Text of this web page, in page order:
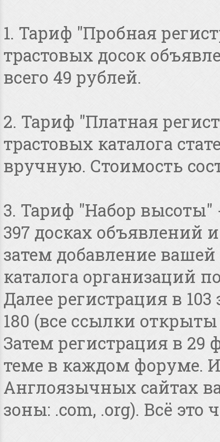
1. Тариф "Пробная
трастовых досок
всего 49 рублей.
2. Тариф "Платная
трастовых каталога
вручную. Стоимость
3. Тариф "Набор
397 досках объявлений
затем добавление
каталога организаций
Далее регистрация в
180 (все ссылки
Затем регистрация в 29
теме в каждом форуме.
Англоязычных сайтах
зоны: .com, .org). Всё это